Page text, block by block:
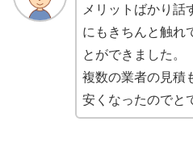
メリットばかり話
にもきちんと触れ
とができました。
複数の業者の見積
安くなったのでと